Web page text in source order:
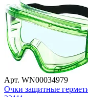
Арт. WN00034979
Очки защитные